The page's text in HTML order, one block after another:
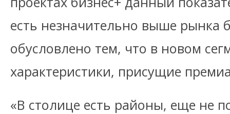
есть незначительно выше рынка
обусловлено тем, что в новом
характеристики, присущие
«В столице есть районы, еще не